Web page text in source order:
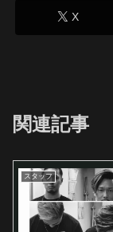
X
関連記事
スタッフ